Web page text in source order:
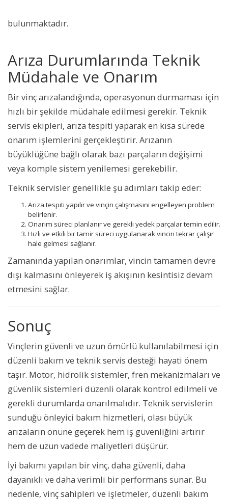
bulunmaktadır.
Arıza Durumlarında Teknik
Müdahale ve Onarım
Bir vinç arızalandığında, operasyonun durmaması için
hızlı bir şekilde müdahale edilmesi gerekir. Teknik
servis ekipleri, arıza tespiti yaparak en kısa sürede
onarım işlemlerini gerçekleştirir. Arızanın
büyüklüğüne bağlı olarak bazı parçaların değişimi
veya komple sistem yenilemesi gerekebilir.
Teknik servisler genellikle şu adımları takip eder:
Arıza tespiti yapılır ve vinçin çalışmasını engelleyen problem
belirlenir.
Onarım süreci planlanır ve gerekli yedek parçalar temin edilir.
Hızlı ve etkili bir tamir süreci uygulanarak vincin tekrar çalışır
hale gelmesi sağlanır.
Zamanında yapılan onarımlar, vincin tamamen devre
dışı kalmasını önleyerek iş akışının kesintisiz devam
etmesini sağlar.
Sonuç
Vinçlerin güvenli ve uzun ömürlü kullanılabilmesi için
düzenli bakım ve teknik servis desteği hayati önem
taşır. Motor, hidrolik sistemler, fren mekanizmaları ve
güvenlik sistemleri düzenli olarak kontrol edilmeli ve
gerekli durumlarda onarılmalıdır. Teknik servislerin
sunduğu önleyici bakım hizmetleri, olası büyük
arızaların önüne geçerek hem iş güvenliğini artırır
hem de uzun vadede maliyetleri düşürür.
İyi bakımı yapılan bir vinç, daha güvenli, daha
dayanıklı ve daha verimli bir performans sunar. Bu
nedenle, vinç sahipleri ve işletmeler, düzenli bakım